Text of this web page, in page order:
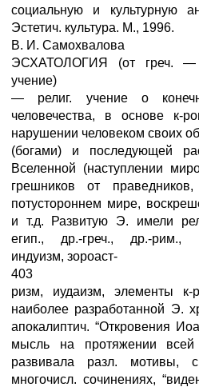
социальную и культурную
Эстетич. культура. М., 1996.
В. И. Самохвалова
ЭСХАТОЛОГИЯ (от греч. —
учение)
— религ. учение о
человечества, в основе к-
нарушении человеком своих
(богами) и последующей
Вселенной (наступлении
грешников от
потустороннем мире,
и т.д. Развитую Э. имели
егип., др.-греч., др.-рим.,
индуизм, зороаст-
403
ризм, иудаизм, элементы
наиболее разработанной Э.
апокалиптич. “Откровения
мысль на протяжении всей
развивала разл.
многочисл. сочинениях,